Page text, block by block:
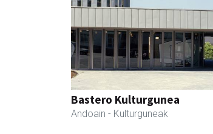
Bastero Kulturgunea
Andoain - Kulturguneak